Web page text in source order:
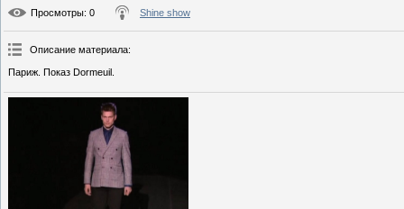
Просмотры: 0 Shine show
Описание материала:
Париж. Показ Dormeuil.